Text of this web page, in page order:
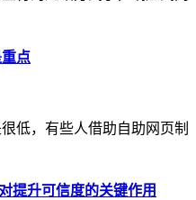
点
低，有些人借助自助网页制
提升可信度的关键作用